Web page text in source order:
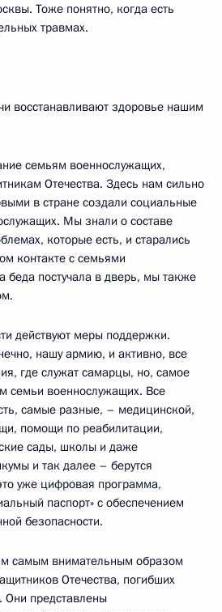
Тоже понятно, когда есть
травмах.
восстанавливают здоровье нашим
семьям военнослужащих,
Отечества. Здесь нам сильно
в стране создали социальные
Мы знали о составе
которые есть, и старались
контакте с семьями
беда постучала в дверь, мы также
действуют меры поддержки.
нашу армию, и активно, все
где служат самарцы, но, самое
семьи военнослужащих. Все
самые разные, – медицинской,
помощи по реабилитации,
сады, школы и даже
и так далее – берутся
уже цифровая программа,
паспорт» с обеспечением
безопасности.
самым внимательным образом
Отечества, погибших
Они представлены